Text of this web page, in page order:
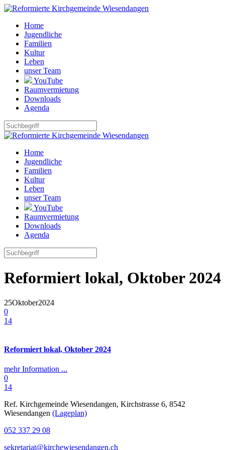
Home
Jugendliche
Familien
Kultur
Leben
unser Team
YouTube
Raumvermietung
Downloads
Agenda
Home
Jugendliche
Familien
Kultur
Leben
unser Team
YouTube
Raumvermietung
Downloads
Agenda
Reformiert lokal, Oktober 2024
25Oktober2024
0
14
Reformiert lokal, Oktober 2024
mehr Information ...
0
14
Ref. Kirchgemeinde Wiesendangen, Kirchstrasse 6, 8542
Wiesendangen (Lageplan)
052 337 29 08
sekretariat@kirchewiesendangen.ch